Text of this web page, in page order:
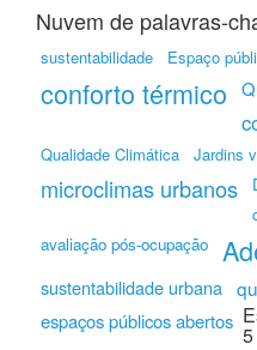
Nuvem de palavras-
sustentabilidade Espaço
conforto térmico
Qualidade Climática Jardins
microclimas urbanos
avaliação pós-ocupação
sustentabilidade urbana
espaços públicos abertos